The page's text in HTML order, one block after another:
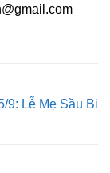
9: Lễ Mẹ Sầu Bi